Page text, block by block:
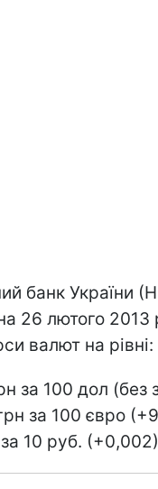
банк України
26 лютого 2013
валют на рівні:
за 100 дол (без
за 100 євро
10 руб.